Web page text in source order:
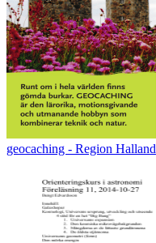
geocaching - Region Halland